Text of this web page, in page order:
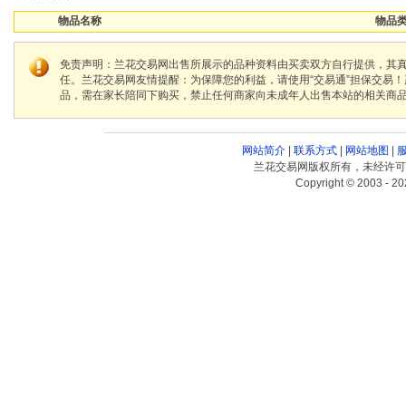
物品名称 物品
免责声明：兰花交易网出售所展示的品种资料由买卖双方自行提供，
任。兰花交易网友情提醒：为保障您的利益，请使用“交易通”担保交
品，需在家长陪同下购买，禁止任何商家向未成年人出售本站的相关商
网站简介| 联系方式| 网站地图
兰花交易网版权所有，未经许
Copyright © 2003 -